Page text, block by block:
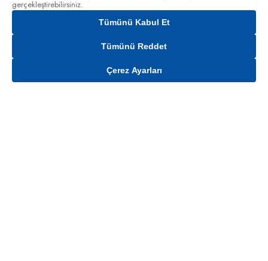
Gelince Haber Ver
gerçekleştirebilirsiniz.
Tümünü Kabul Et
Tümünü Reddet
Çerez Ayarları